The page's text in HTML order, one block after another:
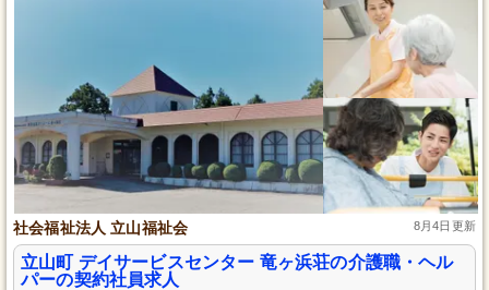
社会福祉法人 立山福祉会 8月4日更新
立山町 デイサービスセンター 竜ヶ浜荘の介護職・ヘル
パーの契約社員求人